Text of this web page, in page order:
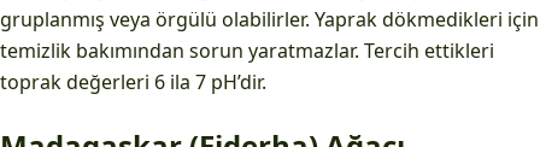
gruplanmış veya örgülü olabilirler. Yaprak dökmedikleri için
temizlik bakımından sorun yaratmazlar. Tercih ettikleri
toprak değerleri 6 ila 7 pH’dir.